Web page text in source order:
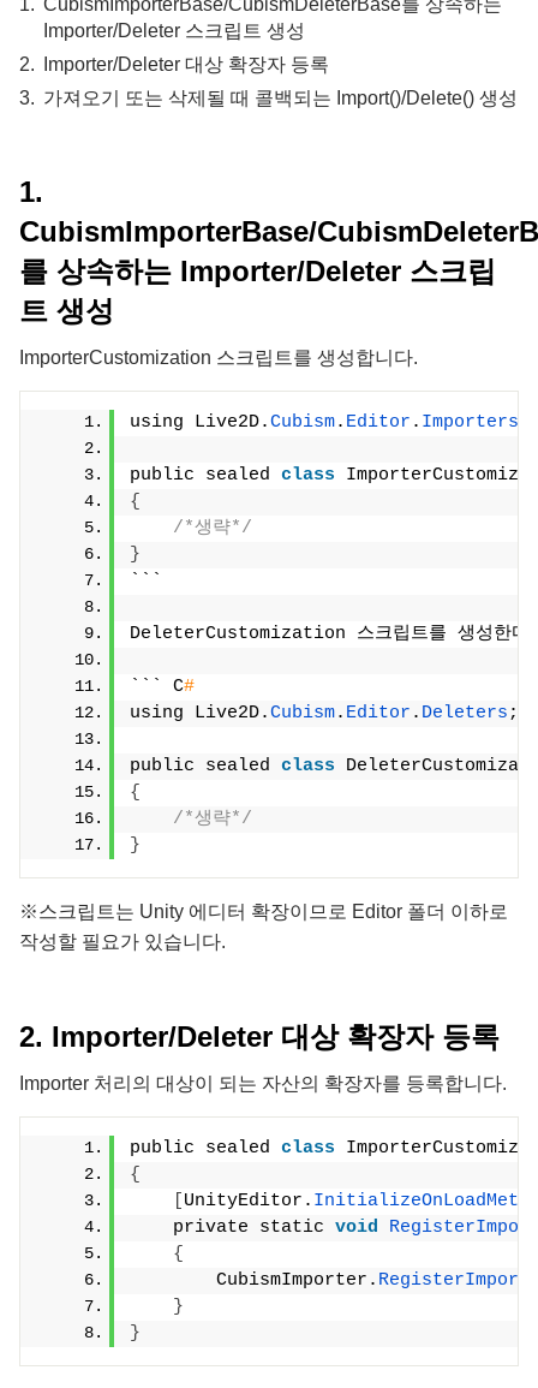
CubismImporterBase/CubismDeleterBase를 상속하는
Importer/Deleter 스크립트 생성
Importer/Deleter 대상 확장자 등록
가져오기 또는 삭제될 때 콜백되는 Import()/Delete() 생성
1.
CubismImporterBase/
를 상속하는 Importer/Deleter 스크립
트 생성
ImporterCustomization 스크립트를 생성합니다.
using Live2D.Cubism. Editor . Importers
public sealed class
{
/*생략*/
}
```
DeleterCustomization 스크립트를 생성한다
``` C#
using Live2D.Cubism. Editor . Deleters ;
public sealed class
{
/*생략*/
}
※스크립트는 Unity 에디터 확장이므로 Editor 폴더 이하로
작성할 필요가 있습니다.
2. Importer/Deleter 대상 확장자 등록
Importer 처리의 대상이 되는 자산의 확장자를 등록합니다.
public sealed class
{
UnityEditor.
    private static
void
{
        CubismImporter.
}
}